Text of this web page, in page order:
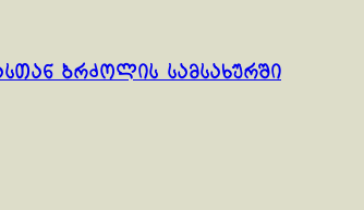
ბრძოლის სამსახურში